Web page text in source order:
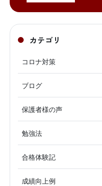
カテゴリ
コロナ対策
ブログ
保護者様の声
勉強法
合格体験記
成績向上例